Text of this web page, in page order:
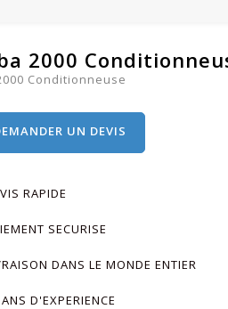
2000
Conditionneuse
UN DEVIS
RAPIDE
SECURISE
DANS LE MONDE ENTIER
D'EXPERIENCE